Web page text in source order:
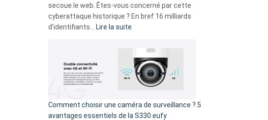
avec
9
amis
secoue le web. Êtes-vous concerné par cette
cyberattaque historique ? En bref 16 milliards
d’identifiants…
Lire la suite
record
La
fuite
16
milliards
Comment choisir une caméra de surveillance ? 5
avantages essentiels de la S330 eufy